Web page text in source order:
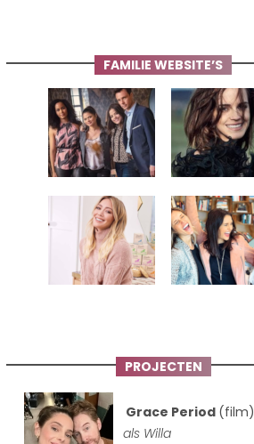
FAMILIE WEBSITE’S
PROJECTEN
Grace Period (film)
als Willa